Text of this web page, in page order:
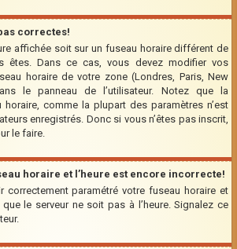
correctes!
affichée soit sur un fuseau horaire différent de
êtes. Dans ce cas, vous devez modifier vos
horaire de votre zone (Londres, Paris, New
le panneau de l’utilisateur. Notez que la
comme la plupart des paramètres n’est
enregistrés. Donc si vous n’êtes pas inscrit,
le faire.
horaire et l’heure est encore incorrecte!
correctement paramétré votre fuseau horaire et
que le serveur ne soit pas à l’heure. Signalez ce